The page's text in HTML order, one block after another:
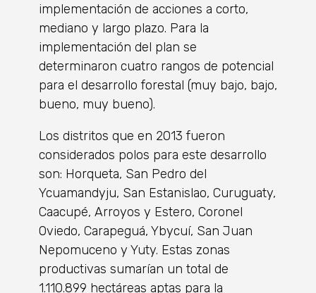
implementación de acciones a corto,
mediano y largo plazo. Para la
implementación del plan se
determinaron cuatro rangos de potencial
para el desarrollo forestal (muy bajo, bajo,
bueno, muy bueno).
Los distritos que en 2013 fueron
considerados polos para este desarrollo
son: Horqueta, San Pedro del
Ycuamandyju, San Estanislao, Curuguaty,
Caacupé, Arroyos y Estero, Coronel
Oviedo, Carapeguá, Ybycuí, San Juan
Nepomuceno y Yuty. Estas zonas
productivas sumarían un total de
1.110.899 hectáreas aptas para la